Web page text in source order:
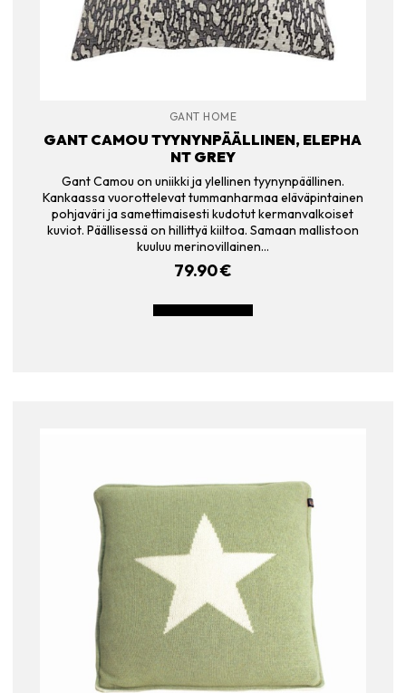
GANT HOME
GANT CAMOU TYYNYNPÄÄLLINEN, ELEPHA
NT GREY
Gant Camou on uniikki ja ylellinen tyynynpäällinen.
Kankaassa vuorottelevat tummanharmaa eläväpintainen
pohjaväri ja samettimaisesti kudotut kermanvalkoiset
kuviot. Päällisessä on hillittyä kiiltoa. Samaan mallistoon
kuuluu merinovillainen…
79.90€